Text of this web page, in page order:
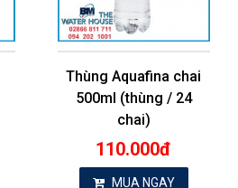
Thùng Aquafina chai
500ml (thùng / 24
chai)
110.000đ
MUA NGAY